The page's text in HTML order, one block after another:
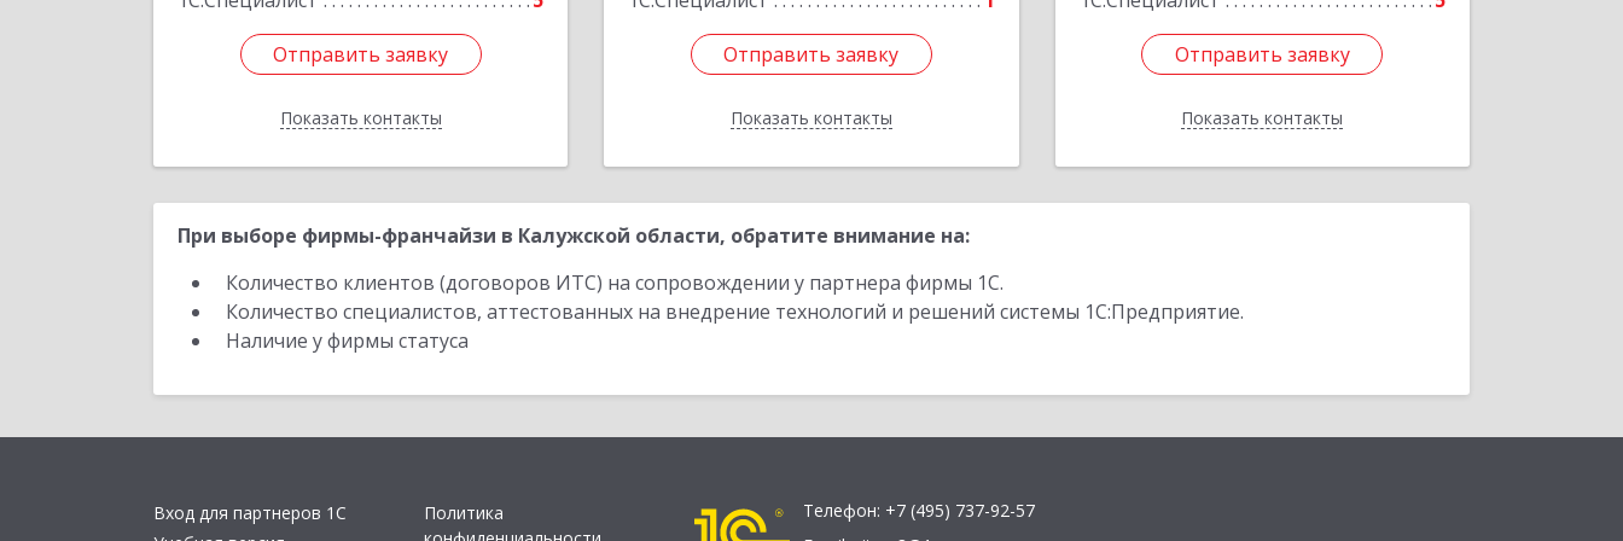
Отправить заявку
Показать контакты
Отправить заявку
Назад
Отправить заявку
Показать контакты
Отправить заявку
Назад
Отправить заявку
Показать контакты
Отправить заявку
Назад
При выборе фирмы-франчайзи в Калужской области, обратите внимание на:
Количество клиентов (договоров ИТС) на сопровождении у партнера фирмы 1С.
Количество специалистов, аттестованных на внедрение технологий и решений системы 1С:Предприятие.
Наличие у фирмы статуса
Вход для партнеров 1С
Политика
Телефон: +7 (495) 737-92-57